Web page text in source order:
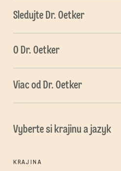
Sledujte Dr. Oetker
O Dr. Oetker
Viac od Dr. Oetker
Vyberte si krajinu a jazyk
KRAJINA